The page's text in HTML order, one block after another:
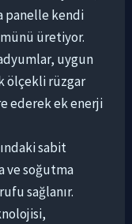
panelle kendi
üretiyor.
uygun
ölçekli rüzgar
ederek ek enerji
sabit
ve soğutma
sağlanır.